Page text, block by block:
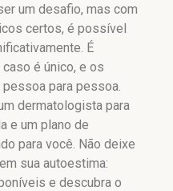
um desafio, mas com
certos, é possível
É
é único, e os
para pessoa.
dermatologista para
e um plano de
para você. Não deixe
sua autoestima:
e descubra o